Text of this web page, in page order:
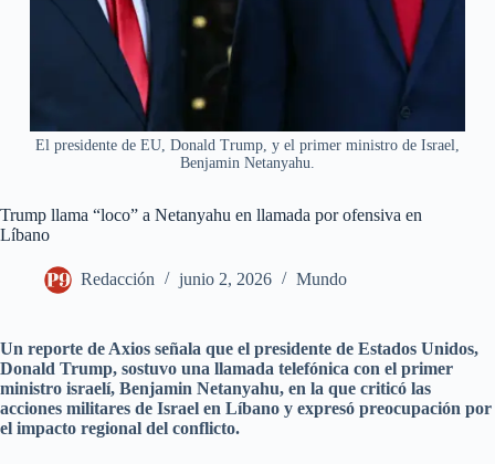
El presidente de EU, Donald Trump, y el primer ministro de Israel,
Benjamin Netanyahu.
Trump llama “loco” a Netanyahu en llamada por ofensiva en
Líbano
Redacción junio 2, 2026 Mundo
Un reporte de Axios señala que el presidente de Estados Unidos,
Donald Trump, sostuvo una llamada telefónica con el primer
ministro israelí, Benjamin Netanyahu, en la que criticó las
acciones militares de Israel en Líbano y expresó preocupación por
el impacto regional del conflicto.